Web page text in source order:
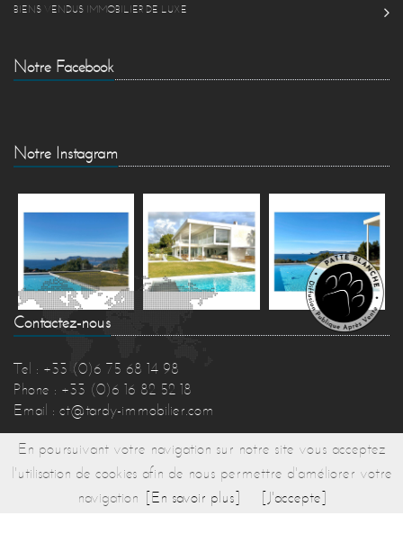
BIENS VENDUS IMMOBILIER DE LUXE
Notre Facebook
Notre Instagram
Contactez-nous
Tel : +33 (0)6 75 68 14 98
Phone : +33 (0)6 16 82 52 18
Email : ct@tardy-immobilier.com
En poursuivant votre navigation sur notre site vous acceptez
l'utilisation de cookies afin de nous permettre d'améliorer votre
navigation [En savoir plus] [J'accepte]